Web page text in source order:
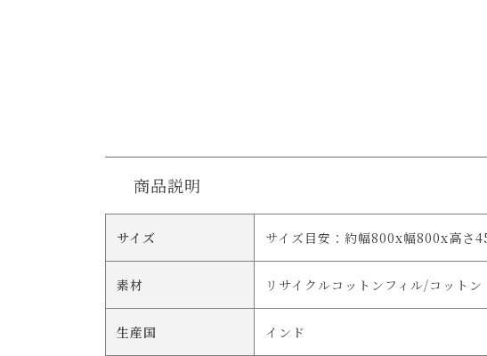
商品説明
サイズ サイズ目安：約幅800x幅800x高さ
素材 リサイクルコットンフィル/コットン
生産国 インド